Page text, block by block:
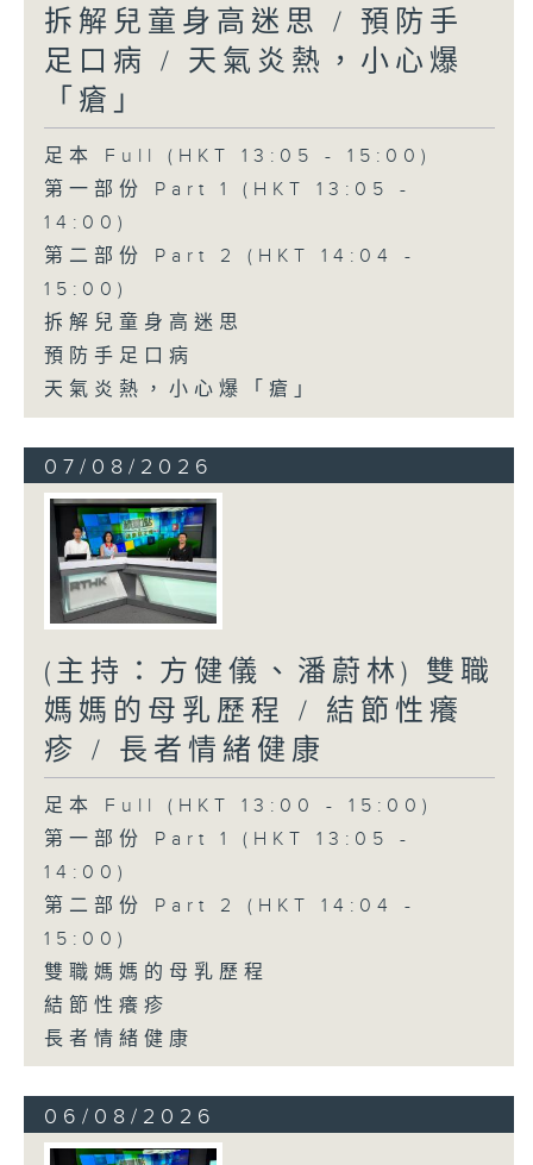
拆解兒童身高迷思 / 預防手
足口病 / 天氣炎熱，小心爆
「瘡」
足本 Full (HKT 13:05 - 15:00)
第一部份 Part 1 (HKT 13:05 -
14:00)
第二部份 Part 2 (HKT 14:04 -
15:00)
拆解兒童身高迷思
預防手足口病
天氣炎熱，小心爆「瘡」
07/08/2026
(主持：方健儀、潘蔚林) 雙職
媽媽的母乳歷程 / 結節性癢
疹 / 長者情緒健康
足本 Full (HKT 13:00 - 15:00)
第一部份 Part 1 (HKT 13:05 -
14:00)
第二部份 Part 2 (HKT 14:04 -
15:00)
雙職媽媽的母乳歷程
結節性癢疹
長者情緒健康
06/08/2026